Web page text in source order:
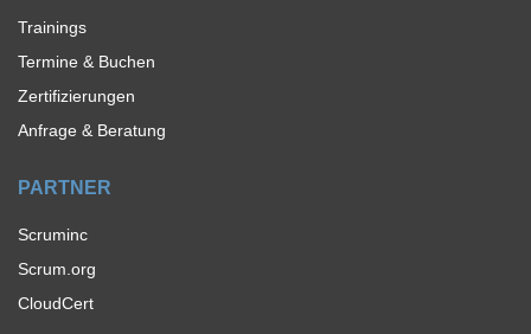
Trainings
Termine & Buchen
Zertifizierungen
Anfrage & Beratung
PARTNER
Scruminc
Scrum.org
CloudCert